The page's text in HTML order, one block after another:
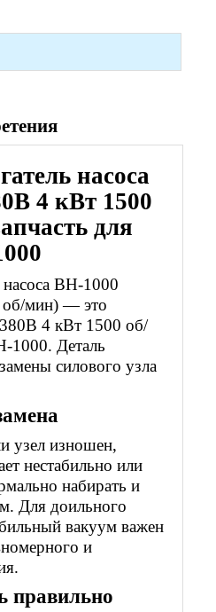
насоса
4 кВт 1500
для
насоса ВН-1000
мин) — это
380В 4 кВт 1500 об/
1000. Деталь
силового узла
узел изношен,
нестабильно или
набирать и
Для доильного
вакуум важен
и
правильно